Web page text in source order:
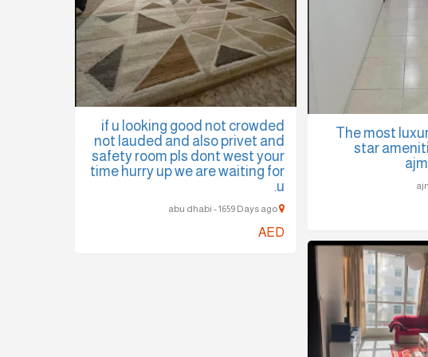
if u looking good not crowded
not lauded and also privet and
safety room pls dont west your
time hurry up we are waiting for
u.
abu dhabi - 1659 Days ago
AED
The most
star